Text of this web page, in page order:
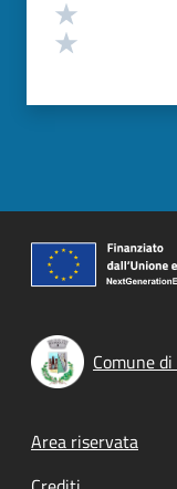
Comune
Footer
Area riservata